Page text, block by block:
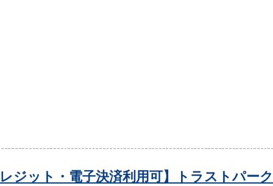
レジット・電子決済利用可】トラストパー